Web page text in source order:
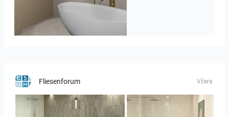
J._Stadtmuller-Koops_Staphorst_badkamer_TEGELS-3
Fliesenforum Včera